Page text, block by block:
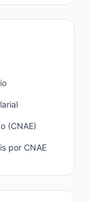
(CNAE)
por CNAE